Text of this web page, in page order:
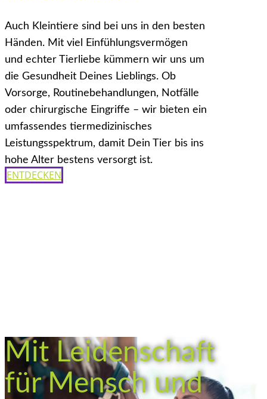
Auch Kleintiere sind bei uns in den besten
Händen. Mit viel Einfühlungsvermögen
und echter Tierliebe kümmern wir uns um
die Gesundheit Deines Lieblings. ​Ob
Vorsorge, Routinebehandlungen, Notfälle
oder chirurgische Eingriffe – wir bieten ein
umfassendes tiermedizinisches
Leistungsspektrum, damit Dein Tier bis ins
hohe Alter bestens versorgt ist.
ENTDECKEN
Mit Leidenschaft
für Mensch und